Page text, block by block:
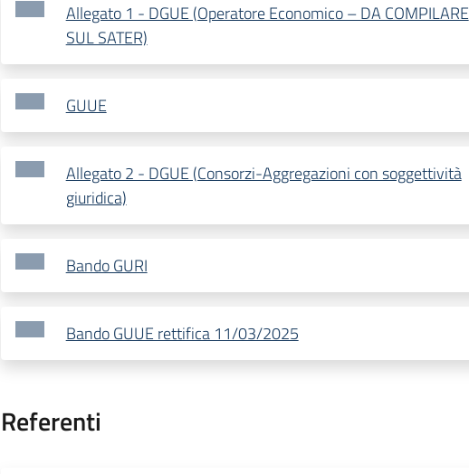
Allegato 1 - DGUE (Operatore Economico – DA COMPILARE
SUL SATER)
GUUE
Allegato 2 - DGUE (Consorzi-Aggregazioni con soggettività
giuridica)
Bando GURI
Bando GUUE rettifica 11/03/2025
Referenti